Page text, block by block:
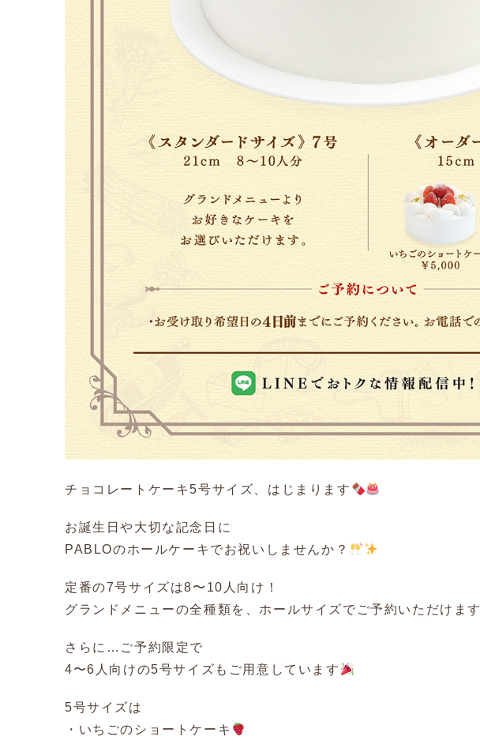
チョコレートケーキ5号サイズ、はじまります
お誕生日や大切な記念日に
PABLOのホールケーキでお祝いしませんか？
定番の7号サイズは8〜10人向け！
グランドメニューの全種類を、ホールサイズでご予約いただけます
さらに…ご予約限定で
4〜6人向けの5号サイズもご用意しています
5号サイズは
・いちごのショートケーキ